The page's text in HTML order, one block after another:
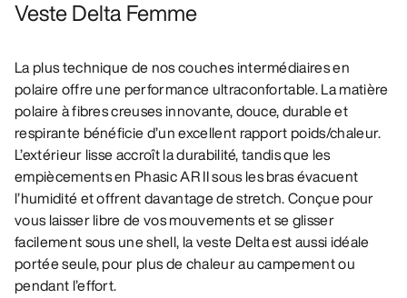
Veste Delta Femme
La plus technique de nos couches intermédiaires en
polaire offre une performance ultraconfortable. La matière
polaire à fibres creuses innovante, douce, durable et
respirante bénéficie d’un excellent rapport poids/chaleur.
L’extérieur lisse accroît la durabilité, tandis que les
empiècements en Phasic AR II sous les bras évacuent
l’humidité et offrent davantage de stretch. Conçue pour
vous laisser libre de vos mouvements et se glisser
facilement sous une shell, la veste Delta est aussi idéale
portée seule, pour plus de chaleur au campement ou
pendant l’effort.